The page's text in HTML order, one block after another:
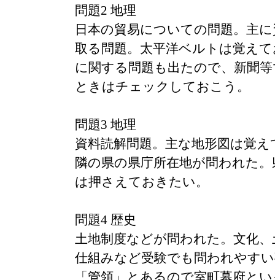
問題2 地理
日本の貿易についての問題。主
取る問題。太平洋ベルトは覚え
に関する問題も出たので、新聞
ときはチェックしておこう。
問題3 地理
資料読解問題。主な地形図は覚
隣の県の県庁所在地が問われた
は押さえておきたい。
問題4 歴史
土地制度などが問われた。文化
仕組みなど受験でも問われやす
「管領」とあるので室町幕府と